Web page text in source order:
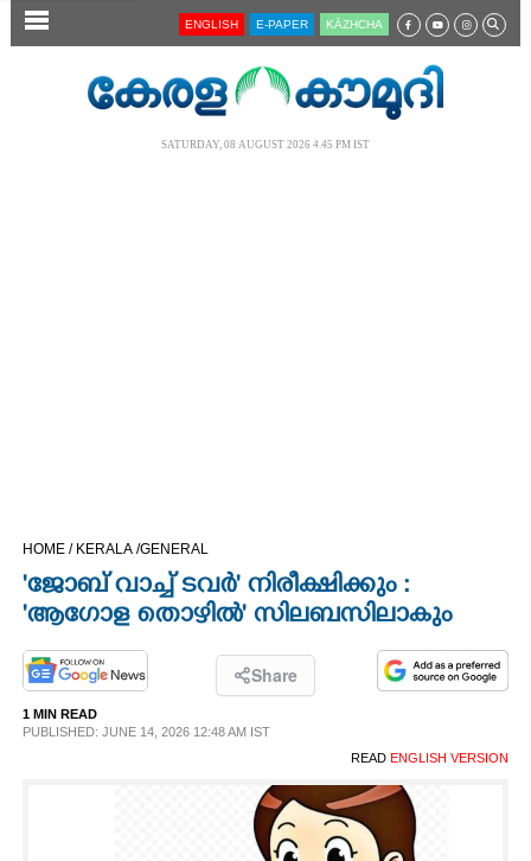
SECTIONS
CINEMA
OPINION
PHOTOS
ENGLISH E-PAPER KĀZHCHA
SATURDAY, 08 AUGUST 2026 4.45 PM IST
HOME / KERALA /GENERAL
"ജോബ് വാച്ച് ടവർ" നിരീക്ഷിക്കും :
"ആഗോള തൊഴിൽ" സിലബസിലാകും
Share
1 MIN READ
PUBLISHED: JUNE 14, 2026 12:48 AM IST
READ ENGLISH VERSION